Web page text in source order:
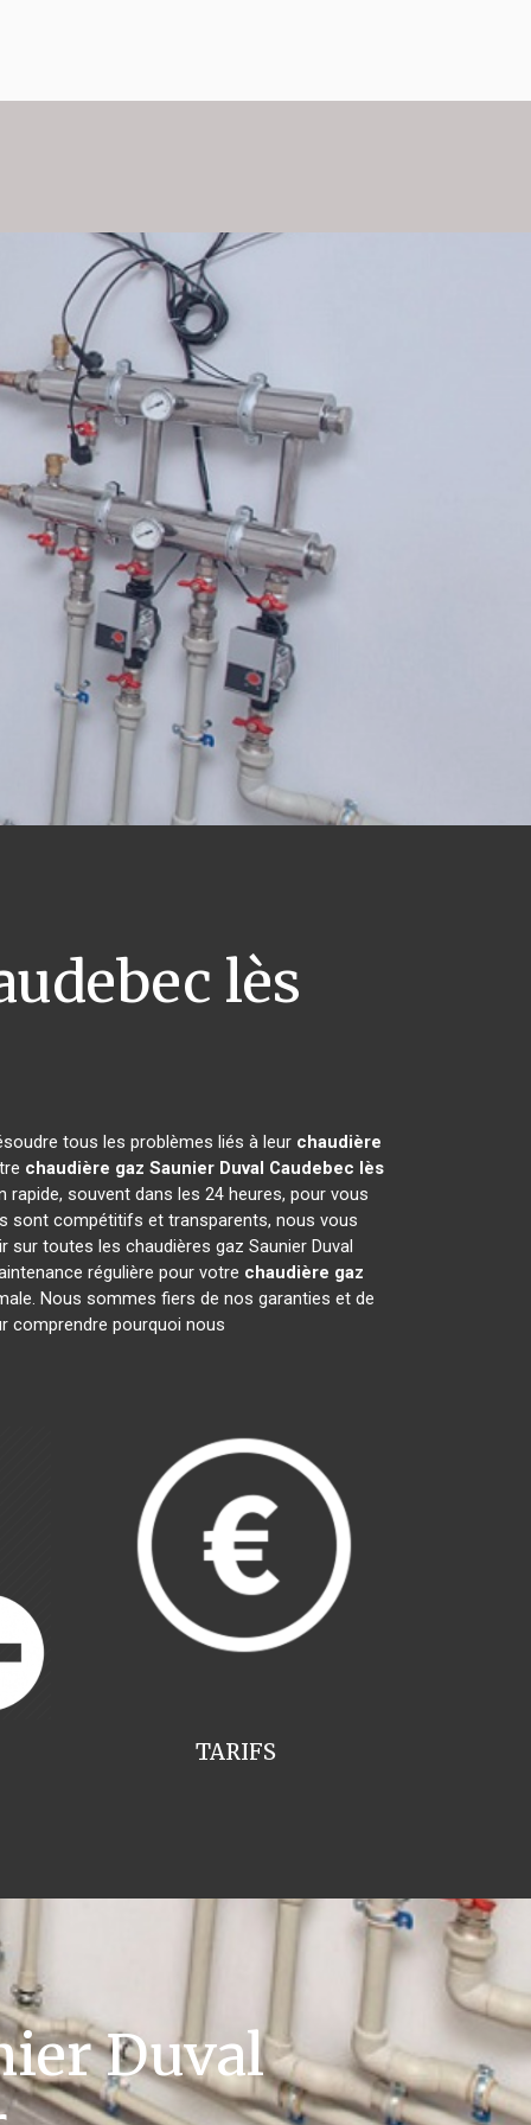
lès
tous les problèmes liés à leur chaudière
chaudière gaz Saunier Duval Caudebec lès
souvent dans les 24 heures, pour vous
sont compétitifs et transparents, nous vous
toutes les chaudières gaz Saunier Duval
régulière pour votre chaudière gaz
Nous sommes fiers de nos garanties et de
comprendre pourquoi nous
TARIFS
Duval